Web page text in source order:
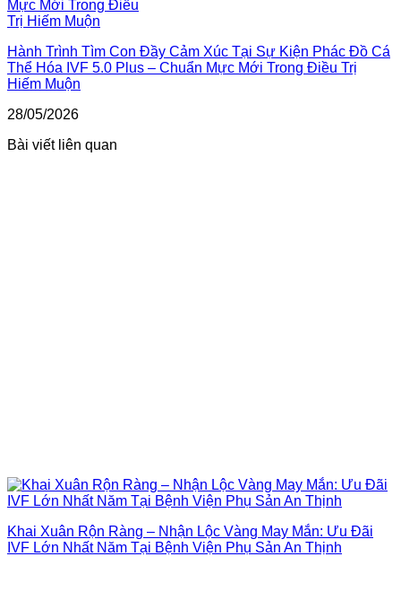
Hành Trình Tìm Con Đầy Cảm Xúc Tại Sự Kiện Phác Đồ Cá
Thể Hóa IVF 5.0 Plus – Chuẩn Mực Mới Trong Điều Trị
Hiếm Muộn
28/05/2026
Bài viết liên quan
Khai Xuân Rộn Ràng – Nhận Lộc Vàng May Mắn: Ưu Đãi
IVF Lớn Nhất Năm Tại Bệnh Viện Phụ Sản An Thịnh